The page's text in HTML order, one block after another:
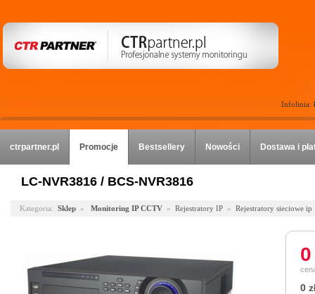
Infolinia:
ctrpartner.pl Promocje Bestsellery Nowości Dostawa i
LC-NVR3816 / BCS-NVR3816
Kategoria: Sklep » Monitoring IP CCTV » Rejestratory IP » Rejestratory sieciowe ip
0
0